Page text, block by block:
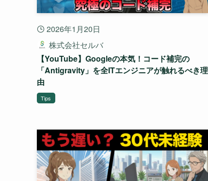
2026年1月20日
株式会社セルバ
【YouTube】Googleの本気！コード補完の
「Antigravity」を全ITエンジニアが触れるべき理
由
Tips